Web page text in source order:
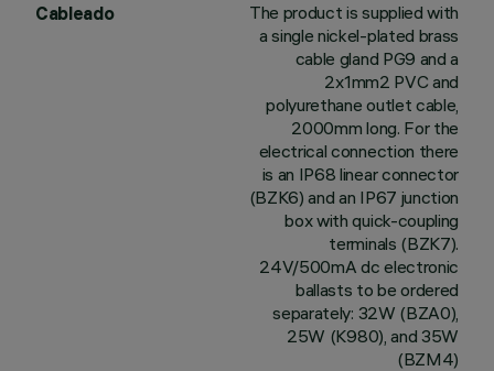
Cableado
The product is supplied with
a single nickel-plated brass
cable gland PG9 and a
2x1mm2 PVC and
polyurethane outlet cable,
2000mm long. For the
electrical connection there
is an IP68 linear connector
(BZK6) and an IP67 junction
box with quick-coupling
terminals (BZK7).
24V/500mA dc electronic
ballasts to be ordered
separately: 32W (BZA0),
25W (K980), and 35W
(BZM4)